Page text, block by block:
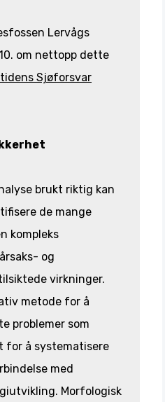
Lervågs
om nettopp dette
Sjøforsvar
brukt riktig kan
de mange
kompleks
og
virkninger.
metode for å
problemer som
for å systematisere
med
Morfologisk